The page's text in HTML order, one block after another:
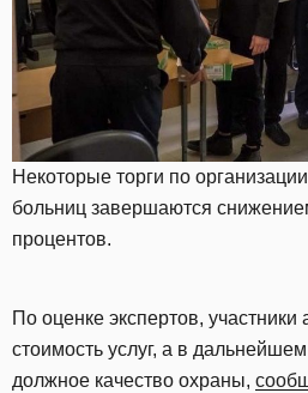
Некоторые торги по
больниц завершаются
процентов.
По оценке экспертов,
стоимость услуг, а в
должное качество охраны,